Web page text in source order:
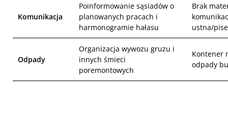
Komunikacja
Poinformowanie sąsiadów o
planowanych pracach i
harmonogramie hałasu
Brak
ustna/
Odpady
Organizacja wywozu gruzu i
innych śmieci
poremontowych
Kontener
odpady